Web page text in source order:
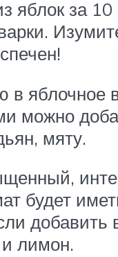
яблок за
в яблочное
можно
мяту.
будет
добавить
лимон.